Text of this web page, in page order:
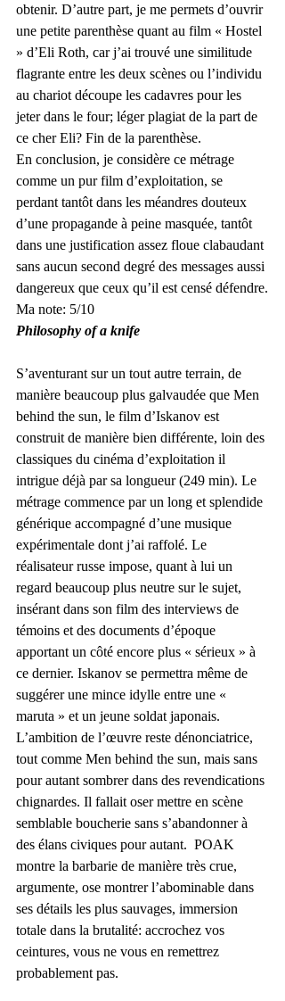
obtenir. D’autre part, je me permets d’ouvrir
une petite parenthèse quant au film « Hostel
» d’Eli Roth, car j’ai trouvé une similitude
flagrante entre les deux scènes ou l’individu
au chariot découpe les cadavres pour les
jeter dans le four; léger plagiat de la part de
ce cher Eli? Fin de la parenthèse.
En conclusion, je considère ce métrage
comme un pur film d’exploitation, se
perdant tantôt dans les méandres douteux
d’une propagande à peine masquée, tantôt
dans une justification assez floue clabaudant
sans aucun second degré des messages aussi
dangereux que ceux qu’il est censé défendre.
Ma note: 5/10
Philosophy of a knife
S’aventurant sur un tout autre terrain, de
manière beaucoup plus galvaudée que Men
behind the sun, le film d’Iskanov est
construit de manière bien différente, loin des
classiques du cinéma d’exploitation il
intrigue déjà par sa longueur (249 min). Le
métrage commence par un long et splendide
générique accompagné d’une musique
expérimentale dont j’ai raffolé. Le
réalisateur russe impose, quant à lui un
regard beaucoup plus neutre sur le sujet,
insérant dans son film des interviews de
témoins et des documents d’époque
apportant un côté encore plus « sérieux » à
ce dernier. Iskanov se permettra même de
suggérer une mince idylle entre une «
maruta » et un jeune soldat japonais.
L’ambition de l’œuvre reste dénonciatrice,
tout comme Men behind the sun, mais sans
pour autant sombrer dans des revendications
chignardes. Il fallait oser mettre en scène
semblable boucherie sans s’abandonner à
des élans civiques pour autant.  POAK
montre la barbarie de manière très crue,
argumente, ose montrer l’abominable dans
ses détails les plus sauvages, immersion
totale dans la brutalité: accrochez vos
ceintures, vous ne vous en remettrez
probablement pas.